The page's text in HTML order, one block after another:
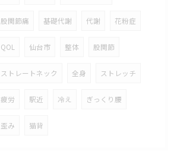
股関節痛 基礎代謝 代謝 花粉症
QOL 仙台市 整体 股関節
ストレートネック 全身 ストレッチ
疲労 駅近 冷え ぎっくり腰
歪み 猫背